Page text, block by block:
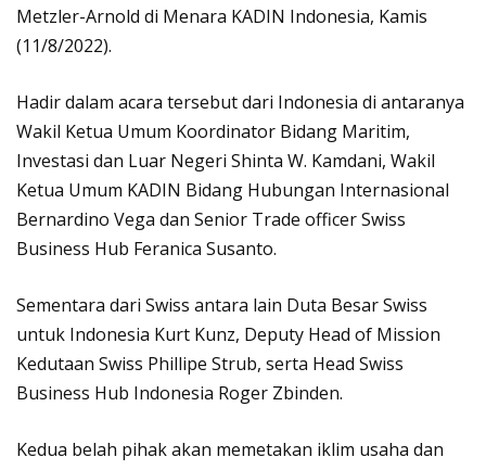
Metzler-Arnold di Menara KADIN Indonesia, Kamis
(11/8/2022).
Hadir dalam acara tersebut dari Indonesia di antaranya
Wakil Ketua Umum Koordinator Bidang Maritim,
Investasi dan Luar Negeri Shinta W. Kamdani, Wakil
Ketua Umum KADIN Bidang Hubungan Internasional
Bernardino Vega dan Senior Trade officer Swiss
Business Hub Feranica Susanto.
Sementara dari Swiss antara lain Duta Besar Swiss
untuk Indonesia Kurt Kunz, Deputy Head of Mission
Kedutaan Swiss Phillipe Strub, serta Head Swiss
Business Hub Indonesia Roger Zbinden.
Kedua belah pihak akan memetakan iklim usaha dan